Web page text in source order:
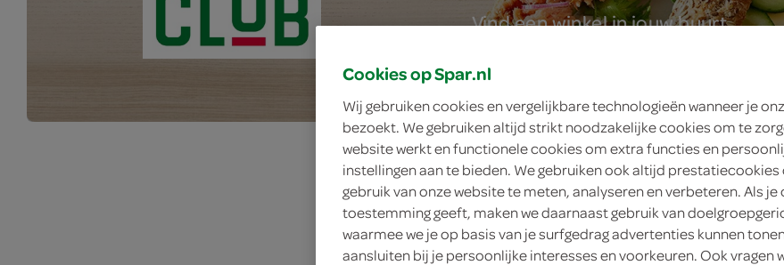
Vind een winkel in jouw buurt
Cookies op Spar.nl
Wij gebruiken cookies en vergelijkbare technologieën wanneer je
bezoekt. We gebruiken altijd strikt noodzakelijke cookies om te
website werkt en functionele cookies om extra functies en
instellingen aan te bieden. We gebruiken ook altijd prestatiecookies
gebruik van onze website te meten, analyseren en verbeteren. Als je
toestemming geeft, maken we daarnaast gebruik van
waarmee we je op basis van je surfgedrag advertenties kunnen
aansluiten bij je persoonlijke interesses en voorkeuren. Ook vragen